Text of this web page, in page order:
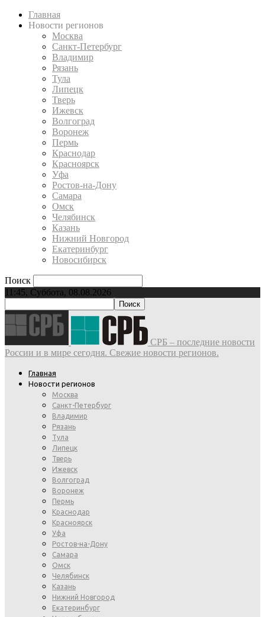
Главная
Новости регионов
Москва
Санкт-Петербург
Владимир
Рязань
Тула
Липецк
Тверь
Ижевск
Волгоград
Воронеж
Пермь
Краснодар
Красноярск
Уфа
Ростов-на-Дону
Самара
Омск
Челябинск
Казань
Нижний Новгород
Екатеринбург
Новосибирск
Поиск
11:45, Суббота, 08.08.2026
СРБ – последние новости
России и в мире сегодня. Свежие новости регионов.
Главная
Новости регионов
Москва
Санкт-Петербург
Владимир
Рязань
Тула
Липецк
Тверь
Ижевск
Волгоград
Воронеж
Пермь
Краснодар
Красноярск
Уфа
Ростов-на-Дону
Самара
Омск
Челябинск
Казань
Нижний Новгород
Екатеринбург